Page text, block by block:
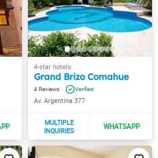
Grand Brizo Comahue
4
Av. Argentina 377